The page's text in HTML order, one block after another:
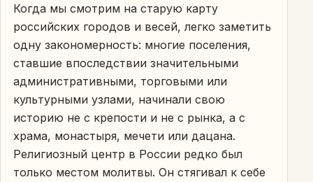
Когда мы смотрим на старую карту
российских городов и весей, легко заметить
одну закономерность: многие поселения,
ставшие впоследствии значительными
административными, торговыми или
культурными узлами, начинали свою
историю не с крепости и не с рынка, а с
храма, монастыря, мечети или дацана.
Религиозный центр в России редко был
только местом молитвы. Он стягивал к себе